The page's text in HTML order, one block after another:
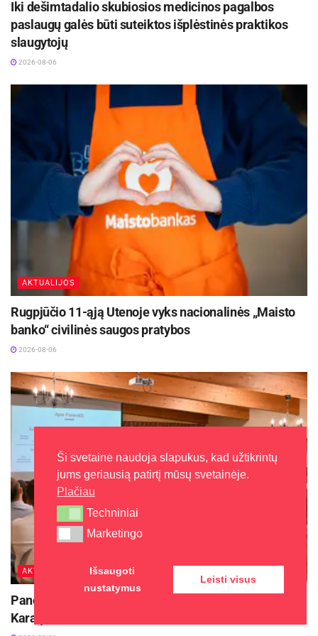
Iki dešimtadalio skubiosios medicinos pagalbos
paslaugų galės būti suteiktos išplėstinės praktikos
slaugytojų
2026-08-06
AKTUALIJOS
Rugpjūčio 11-ąją Utenoje vyks nacionalinės „Maisto
banko“ civilinės saugos pratybos
2026-08-06
AKTUALIJOS
Panevėžys stiprina verslo ryšius su Jungtine
Karalyste
Ši svetainė naudoja slapukus, kad užtikrintų
jums geriausią patirtį mūsų svetainėje.
Plačiau
Techniniai
Techniniai
Marketingo
Marketingo
Išsaugoti
nustatymus
Leisti visus